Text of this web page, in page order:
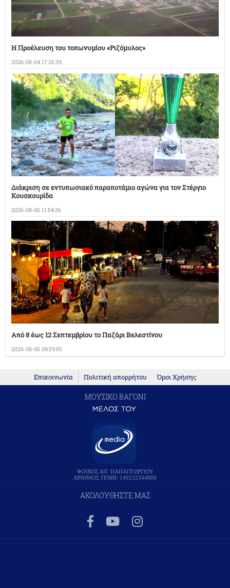
Η Προέλευση του τοπωνυμίου «Ριζόμυλος»
2026-08-04 17:25:39
Διάκριση σε εντυπωσιακό παραποτάμιο αγώνα για τον Στέργιο
Κουσκουρίδα
2026-08-05 11:54:36
Από 8 έως 12 Σεπτεμβρίου το Παζάρι Βελεστίνου
2026-08-05 09:59:55
Επικοινωνία Πολιτική απορρήτου Όροι Χρήσης
ΜΟΥΣΙΚΟ ΒΑΓΟΝΙ
ΦΟΙΒΟΣ ΑΠ. ΠΑΠΑΓΕΩΡΓΙΟΥ
ΑΡΙΘΜΟΣ ΓΕΜΗ: 149232344000
ΑΚΟΛΟΥΘΗΣΤΕ ΜΑΣ